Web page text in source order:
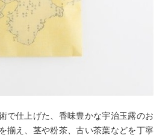
で仕上げた、香味豊かな宇治玉露のお
揃え、茎や粉茶、古い茶葉などを丁寧